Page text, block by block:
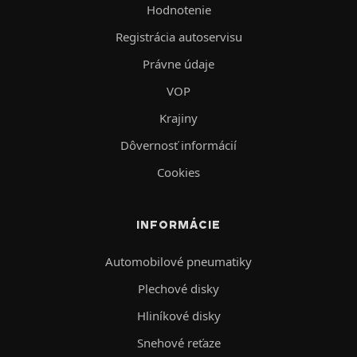
Hodnotenie
Registrácia autoservisu
Právne údaje
VOP
Krajiny
Dôvernosť informácií
Cookies
INFORMÁCIE
Automobilové pneumatiky
Plechové disky
Hliníkové disky
Snehové reťaze